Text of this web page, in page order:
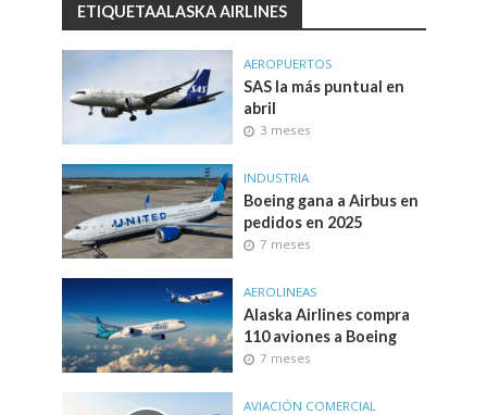
ETIQUETAALASKA AIRLINES
AEROPUERTOS
SAS la más puntual en
abril
3 meses
INDUSTRIA
Boeing gana a Airbus en
pedidos en 2025
7 meses
AEROLINEAS
Alaska Airlines compra
110 aviones a Boeing
7 meses
AVIACIÓN COMERCIAL